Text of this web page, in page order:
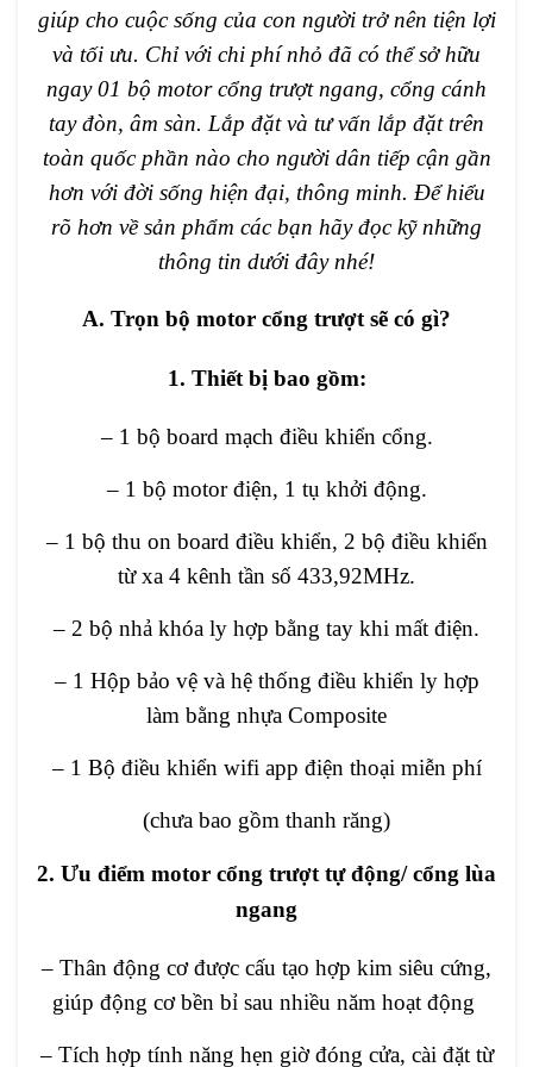
giúp cho cuộc sống của con người trở nên tiện lợi
và tối ưu. Chỉ với chi phí nhỏ đã có thể sở hữu
ngay 01 bộ motor cổng trượt ngang, cổng cánh
tay đòn, âm sàn. Lắp đặt và tư vấn lắp đặt trên
toàn quốc phần nào cho người dân tiếp cận gần
hơn với đời sống hiện đại, thông minh. Để hiểu
rõ hơn về sản phẩm các bạn hãy đọc kỹ những
thông tin dưới đây nhé!
A. Trọn bộ motor cổng trượt sẽ có gì?
1. Thiết bị bao gồm:
– 1 bộ board mạch điều khiển cổng.
– 1 bộ motor điện, 1 tụ khởi động.
– 1 bộ thu on board điều khiển, 2 bộ điều khiển
từ xa 4 kênh tần số 433,92MHz.
– 2 bộ nhả khóa ly hợp bằng tay khi mất điện.
– 1 Hộp bảo vệ và hệ thống điều khiển ly hợp
làm bằng nhựa Composite
– 1 Bộ điều khiển wifi app điện thoại miễn phí
(chưa bao gồm thanh răng)
2. Ưu điểm motor cổng trượt tự động/ cổng lùa
ngang
– Thân động cơ được cấu tạo hợp kim siêu cứng,
giúp động cơ bền bỉ sau nhiều năm hoạt động
– Tích hợp tính năng hẹn giờ đóng cửa, cài đặt từ